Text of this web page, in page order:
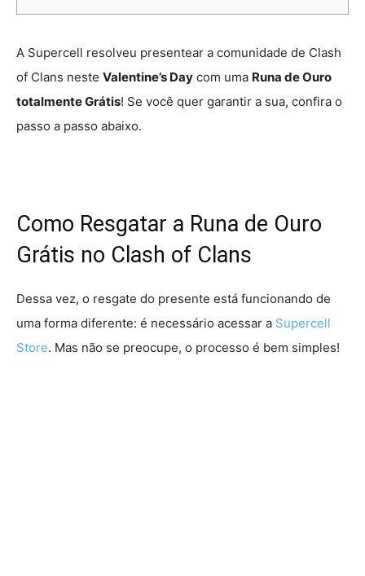
A Supercell resolveu presentear a comunidade de Clash
of Clans neste Valentine’s Day com uma Runa de Ouro
totalmente Grátis! Se você quer garantir a sua, confira o
passo a passo abaixo.
Como Resgatar a Runa de Ouro
Grátis no Clash of Clans
Dessa vez, o resgate do presente está funcionando de
uma forma diferente: é necessário acessar a Supercell
Store. Mas não se preocupe, o processo é bem simples!